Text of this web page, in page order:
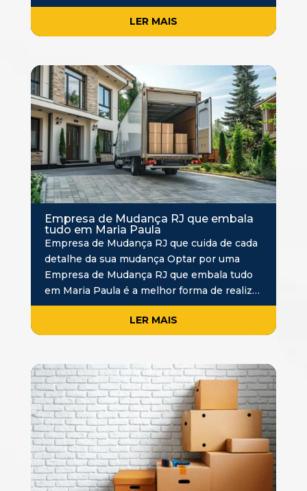
para quem deseja realizar uma mudança
com mais praticidade, segurança e
organização. Embalar todos…
LER MAIS
Empresa de Mudança RJ que embala
tudo em Maria Paula
Empresa de Mudança RJ que cuida de cada
detalhe da sua mudança Optar por uma
Empresa de Mudança RJ que embala tudo
em Maria Paula é a melhor forma de realizar
uma mudança com mais tranquilidade e
segurança. Além de transportar os bens, um
serviço com…
LER MAIS